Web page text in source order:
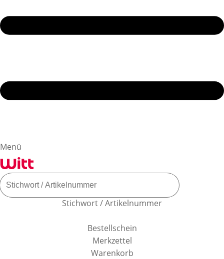
Menü
Stichwort / Artikelnummer
Bestellschein
Merkzettel
Warenkorb